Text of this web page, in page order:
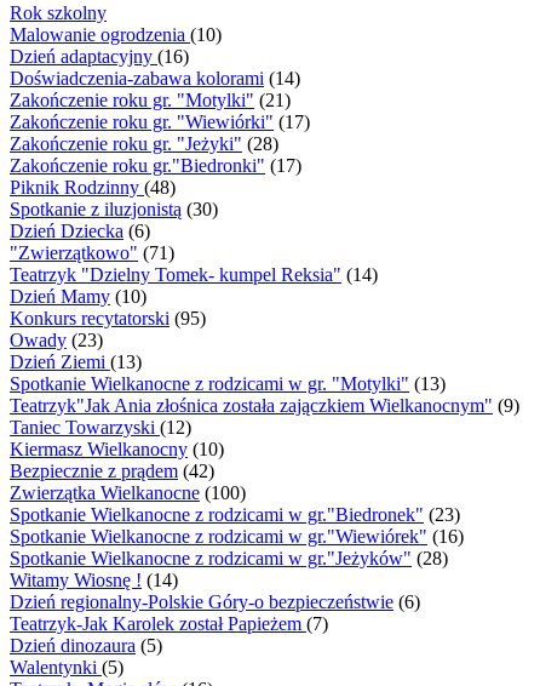
Rok szkolny
Malowanie ogrodzenia (10)
Dzień adaptacyjny (16)
Doświadczenia-zabawa kolorami (14)
Zakończenie roku gr. "Motylki" (21)
Zakończenie roku gr. "Wiewiórki" (17)
Zakończenie roku gr. "Jeżyki" (28)
Zakończenie roku gr."Biedronki" (17)
Piknik Rodzinny (48)
Spotkanie z iluzjonistą (30)
Dzień Dziecka (6)
"Zwierzątkowo" (71)
Teatrzyk "Dzielny Tomek- kumpel Reksia" (14)
Dzień Mamy (10)
Konkurs recytatorski (95)
Owady (23)
Dzień Ziemi (13)
Spotkanie Wielkanocne z rodzicami w gr. "Motylki" (13)
Teatrzyk"Jak Ania złośnica została zajączkiem Wielkanocnym" (9)
Taniec Towarzyski (12)
Kiermasz Wielkanocny (10)
Bezpiecznie z prądem (42)
Zwierzątka Wielkanocne (100)
Spotkanie Wielkanocne z rodzicami w gr."Biedronek" (23)
Spotkanie Wielkanocne z rodzicami w gr."Wiewiórek" (16)
Spotkanie Wielkanocne z rodzicami w gr."Jeżyków" (28)
Witamy Wiosnę ! (14)
Dzień regionalny-Polskie Góry-o bezpieczeństwie (6)
Teatrzyk-Jak Karolek został Papieżem (7)
Dzień dinozaura (5)
Walentynki (5)